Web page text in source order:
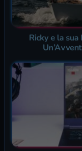
Ricky e la